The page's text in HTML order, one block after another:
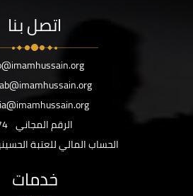
اتصل بنا
الرقم المجاني
الحساب المالي للعتبة
خدمات